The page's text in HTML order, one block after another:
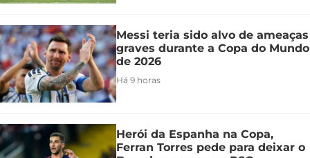
Messi teria sido alvo de ameaças
graves durante a Copa do Mundo
de 2026
Há 9 horas
Herói da Espanha na Copa,
Ferran Torres pede para deixar o